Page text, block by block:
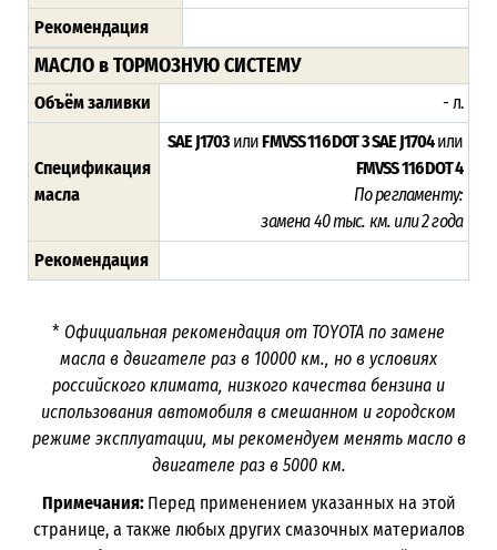
Рекомендация
МАСЛО в ТОРМОЗНУЮ СИСТЕМУ
Объём заливки - л.
Спецификация
масла
SAE J1703 илиFMVSS 116 DOT 3SAE J1704или
FMVSS 116 DOT 4
По регламенту:
замена40 тыс. км. или 2 года
Рекомендация
* Официальная рекомендация от TOYOTA по замене
масла в двигателе раз в 10000 км., но в условиях
российского климата, низкого качества бензина и
использования автомобиля в смешанном и городском
режиме эксплуатации, мы рекомендуем менять масло в
двигателе раз в 5000км.
Примечания: Перед применением указанных на этой
странице, а также любых других смазочных материалов